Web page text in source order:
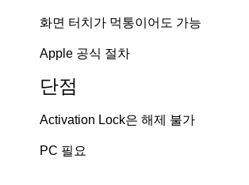
화면 터치가 먹통이어도 가능
Apple 공식 절차
단점
Activation Lock은 해제 불가
PC 필요